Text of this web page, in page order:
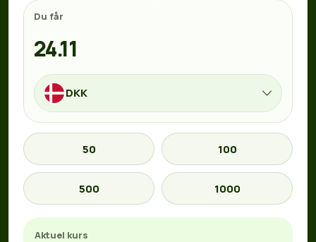
Du får
DKK
50 100
500 1000
Aktuel kurs